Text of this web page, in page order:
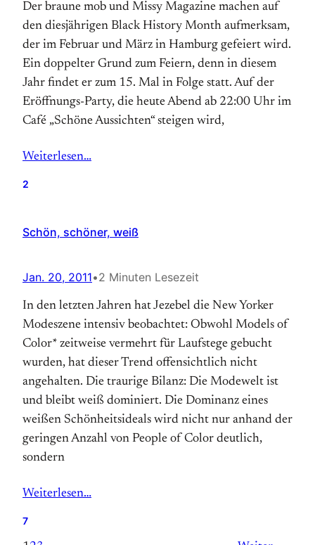
Der braune mob und Missy Magazine machen auf
den diesjährigen Black History Month aufmerksam,
der im Februar und März in Hamburg gefeiert wird.
Ein doppelter Grund zum Feiern, denn in diesem
Jahr findet er zum 15. Mal in Folge statt. Auf der
Eröffnungs-Party, die heute Abend ab 22:00 Uhr im
Café „Schöne Aussichten“ steigen wird,
Weiterlesen…
2
Schön, schöner, weiß
Jan. 20, 2011•2 Minuten Lesezeit
In den letzten Jahren hat Jezebel die New Yorker
Modeszene intensiv beobachtet: Obwohl Models of
Color* zeitweise vermehrt für Laufstege gebucht
wurden, hat dieser Trend offensichtlich nicht
angehalten. Die traurige Bilanz: Die Modewelt ist
und bleibt weiß dominiert. Die Dominanz eines
weißen Schönheitsideals wird nicht nur anhand der
geringen Anzahl von People of Color deutlich,
sondern
Weiterlesen…
7